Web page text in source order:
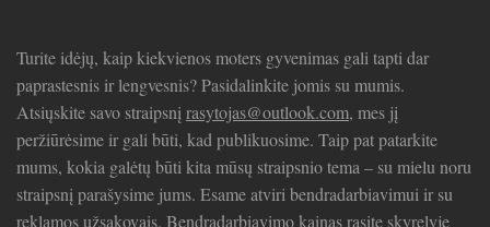
Turite idėjų, kaip kiekvienos moters gyvenimas gali tapti dar
paprastesnis ir lengvesnis? Pasidalinkite jomis su mumis.
Atsiųskite savo straipsnį rasytojas@outlook.com, mes jį
peržiūrėsime ir gali būti, kad publikuosime. Taip pat patarkite
mums, kokia galėtų būti kita mūsų straipsnio tema – su mielu noru
straipsnį parašysime jums. Esame atviri bendradarbiavimui ir su
reklamos užsakovais. Bendradarbiavimo kainas rasite skyrelyje